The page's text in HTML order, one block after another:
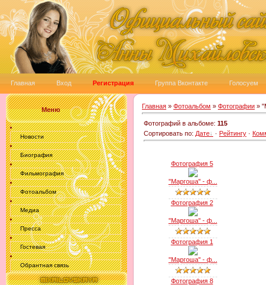
Главная Вход Регистрация Группа Вконтакте Голосуем
Меню
Новости
Биография
Фильмография
Фотоальбом
Медиа
Пресса
Гостевая
Обрантная связь
Главная » Фотоальбом » Фотографии »
Фотографий в альбоме: 115
Сортировать по: Дате · Рейтингу ·
Фотография 5
"Маргоша" - ф...
Фотография 2
"Маргоша" - ф...
Фотография 1
"Маргоша" - ф...
Фотография 8